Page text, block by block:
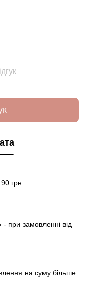
грн.
при замовленні від
на суму більше